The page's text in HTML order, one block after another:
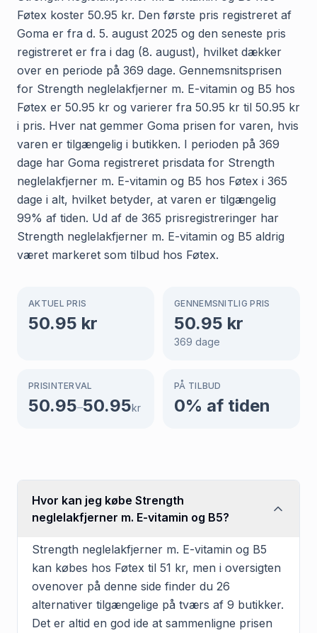
Føtex koster 50.95 kr. Den første pris registreret af
Goma er fra d. 5. august 2025 og den seneste pris
registreret er fra i dag (8. august), hvilket dækker
over en periode på 369 dage. Gennemsnitsprisen
for Strength neglelakfjerner m. E-vitamin og B5 hos
Føtex er 50.95 kr og varierer fra 50.95 kr til 50.95 kr
i pris. Hver nat gemmer Goma prisen for varen, hvis
varen er tilgængelig i butikken. I perioden på 369
dage har Goma registreret prisdata for Strength
neglelakfjerner m. E-vitamin og B5 hos Føtex i 365
dage i alt, hvilket betyder, at varen er tilgængelig
99% af tiden. Ud af de 365 prisregistreringer har
Strength neglelakfjerner m. E-vitamin og B5 aldrig
været markeret som tilbud hos Føtex.
AKTUEL PRIS
50.95 kr
GENNEMSNITLIG PRIS
50.95 kr
369 dage
PRISINTERVAL
50.95–50.95kr
PÅ TILBUD
0% af tiden
Hvor kan jeg købe Strength
neglelakfjerner m. E-vitamin og B5?
Strength neglelakfjerner m. E-vitamin og B5
kan købes hos Føtex til 51 kr, men i oversigten
ovenover på denne side finder du 26
alternativer tilgængelige på tværs af 9 butikker.
Det er altid en god ide at sammenligne prisen